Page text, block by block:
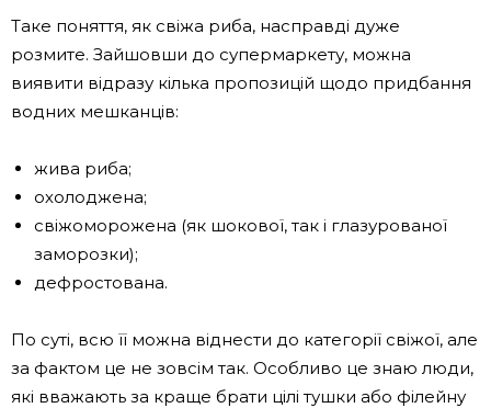
Таке поняття, як свіжа риба, насправді дуже
розмите. Зайшовши до супермаркету, можна
виявити відразу кілька пропозицій щодо придбання
водних мешканців:
жива риба;
охолоджена;
свіжоморожена (як шокової, так і глазурованої
заморозки);
дефростована.
По суті, всю її можна віднести до категорії свіжої, але
за фактом це не зовсім так. Особливо це знаю люди,
які вважають за краще брати цілі тушки або філейну